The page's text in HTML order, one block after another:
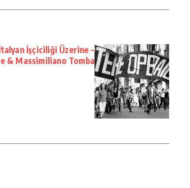
İşçiciliği Üzerine –
& Massimiliano Tomba